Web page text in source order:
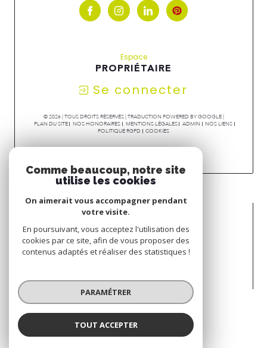
Espace
PROPRIÉTAIRE
Se connecter
© 2026 | TOUS DROITS RÉSERVÉS | TRADUCTION POWERED BY GOOGLE |
PLAN DU SITE
NOS HONORAIRES MENTIONS LÉGALES ADMIN
NOS LIENS
POLITIQUE RGPD
COOKIES
Comme beaucoup, notre site
utilise les cookies
On aimerait vous accompagner pendant
votre visite.
En poursuivant, vous acceptez l'utilisation des
cookies par ce site, afin de vous proposer des
contenus adaptés et réaliser des statistiques !
PARAMÉTRER
TOUT ACCEPTER